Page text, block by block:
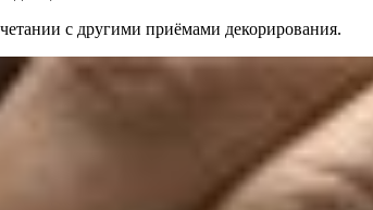
с другими приёмами декорирования.